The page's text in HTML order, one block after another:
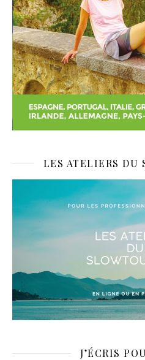
LES ATELIERS DU
J’ÉCRIS